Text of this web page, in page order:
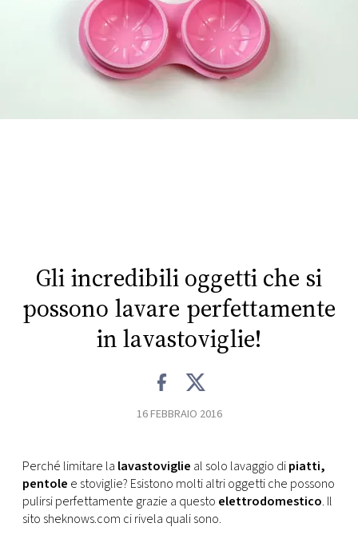
CONCORSI
TV
PRINCIPATO
DI
Gli incredibili oggetti che si
possono lavare perfettamente
in lavastoviglie!
16 FEBBRAIO 2016
Perché limitare la lavastoviglie al solo lavaggio dipiatti,
pentole e stoviglie? Esistono molti altri oggetti che possono
pulirsi perfettamente grazie a questo elettrodomestico. Il
sito sheknows.com ci rivela quali sono.